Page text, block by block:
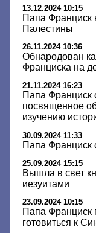
13.12.2024 10:15
Папа Франциск
Палестины
26.11.2024 10:36
Обнародован
Франциска на
21.11.2024 16:23
Папа Франциск
посвященное
изучению
30.09.2024 11:33
Папа Франциск
25.09.2024 15:15
Вышла в свет
иезуитами
23.09.2024 10:15
Папа Франциск
готовиться к